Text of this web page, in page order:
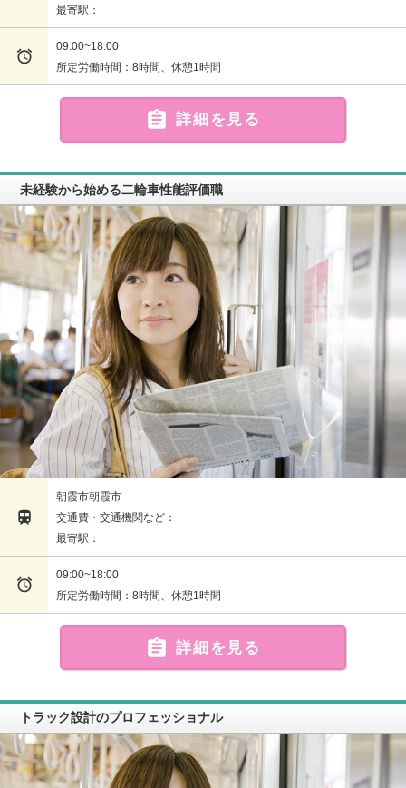
最寄駅：

09:00~18:00
所定労働時間：8時間、休憩1時間
 詳細を見る
未経験から始める二輪車性能評価職

朝霞市朝霞市
交通費・交通機関など：
最寄駅：

09:00~18:00
所定労働時間：8時間、休憩1時間
 詳細を見る
トラック設計のプロフェッショナル